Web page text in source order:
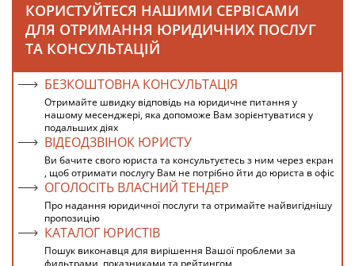
КОРИСТУЙТЕСЯ НАШИМИ СЕРВІСАМИ
ДЛЯ ОТРИМАННЯ ЮРИДИЧНИХ ПОСЛУГ
ТА КОНСУЛЬТАЦІЙ
БЕЗКОШТОВНА КОНСУЛЬТАЦІЯ
Отримайте швидку відповідь на юридичне питання у
нашому месенджері, яка допоможе Вам зорієнтуватися у
подальших діях
ВІДЕОДЗВІНОК ЮРИСТУ
Ви бачите свого юриста та консультуєтесь з ним через екран
, щоб отримати послугу Вам не потрібно йти до юриста в офіс
ОГОЛОСІТЬ ВЛАСНИЙ ТЕНДЕР
Про надання юридичної послуги та отримайте найвигіднішу
пропозицію
КАТАЛОГ ЮРИСТІВ
Пошук виконавця для вирішення Вашої проблеми за